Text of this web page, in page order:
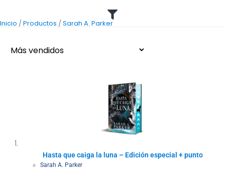
Inicio /Productos /Sarah A. Parker
Hasta que caiga la luna – Edición especial + punto
Sarah A. Parker